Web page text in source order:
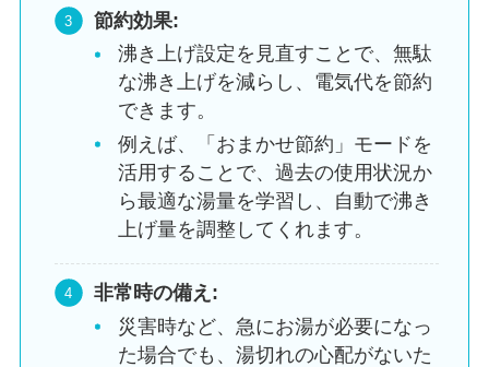
節約効果:
沸き上げ設定を見直すことで、無駄
な沸き上げを減らし、電気代を節約
できます。
例えば、「おまかせ節約」モードを
活用することで、過去の使用状況か
ら最適な湯量を学習し、自動で沸き
上げ量を調整してくれます。
非常時の備え:
災害時など、急にお湯が必要になっ
た場合でも、湯切れの心配がないた